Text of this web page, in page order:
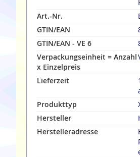
Art.-Nr.
GTIN/EAN
GTIN/EAN - VE 6
Verpackungseinheit = Anzahl
x Einzelpreis
Lieferzeit
Produkttyp
Hersteller
Herstelleradresse